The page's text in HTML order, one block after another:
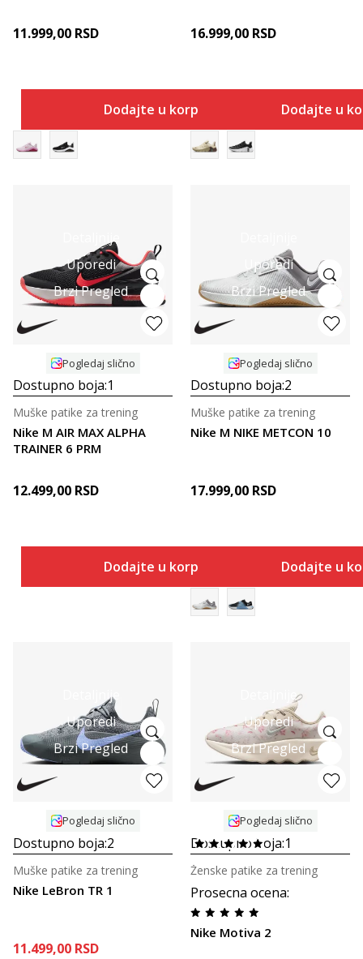
11.999,00 RSD
Dodajte u korpu
16.999,00 RSD
Dodajte u
Detaljnije
Uporedi
Brzi Pregled
Pogledaj slično
Dostupno boja:1
Nike M AIR MAX ALPHA
TRAINER 6 PRM
Muške patike za trening
12.499,00 RSD
Dodajte u korpu
Uporedi
Brzi Pregled
Pogledaj slično
Dostupno boja:2
Nike M NIKE METCON 10
Muške patike za trening
17.999,00 RSD
Dodajte u
Detaljnije
Uporedi
Brzi Pregled
Pogledaj slično
Dostupno boja:2
Nike LeBron TR 1
Muške patike za trening
11.499,00 RSD
Detaljnije
Uporedi
Brzi Pregled
Pogledaj slično
Dostupno boja:1
Prosecna ocena:
Nike Motiva 2
Ženske patike za trening